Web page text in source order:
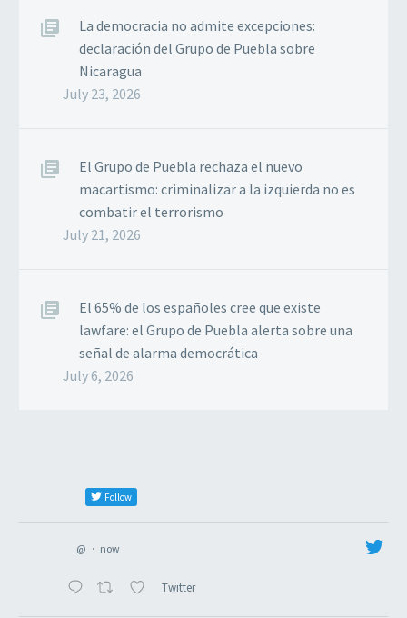
La democracia no admite excepciones:
declaración del Grupo de Puebla sobre
Nicaragua
July 23, 2026
El Grupo de Puebla rechaza el nuevo
macartismo: criminalizar a la izquierda no es
combatir el terrorismo
July 21, 2026
El 65% de los españoles cree que existe
lawfare: el Grupo de Puebla alerta sobre una
señal de alarma democrática
July 6, 2026
Follow
@ · now
Twitter